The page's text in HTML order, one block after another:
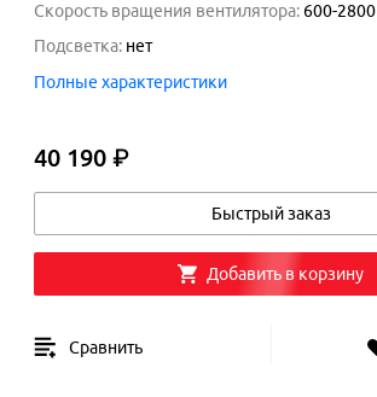
Скорость вращения вентилятора:600-2800
Подсветка: нет
Полные характеристики
40 190 ₽40 190 ₽
Быстрый заказ
Добавить в корзину
Сравнить